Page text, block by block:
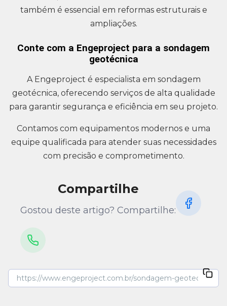
também é essencial em reformas estruturais e
ampliações.
Conte com a Engeproject para a sondagem
geotécnica
A Engeproject é especialista em sondagem
geotécnica, oferecendo serviços de alta qualidade
para garantir segurança e eficiência em seu projeto.
Contamos com equipamentos modernos e uma
equipe qualificada para atender suas necessidades
com precisão e comprometimento.
Compartilhe
Gostou deste artigo? Compartilhe: